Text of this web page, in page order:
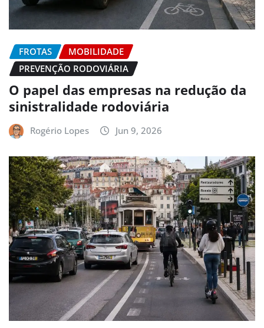
FROTAS
MOBILIDADE
PREVENÇÃO RODOVIÁRIA
O papel das empresas na redução da
sinistralidade rodoviária
Rogério Lopes Jun 9, 2026